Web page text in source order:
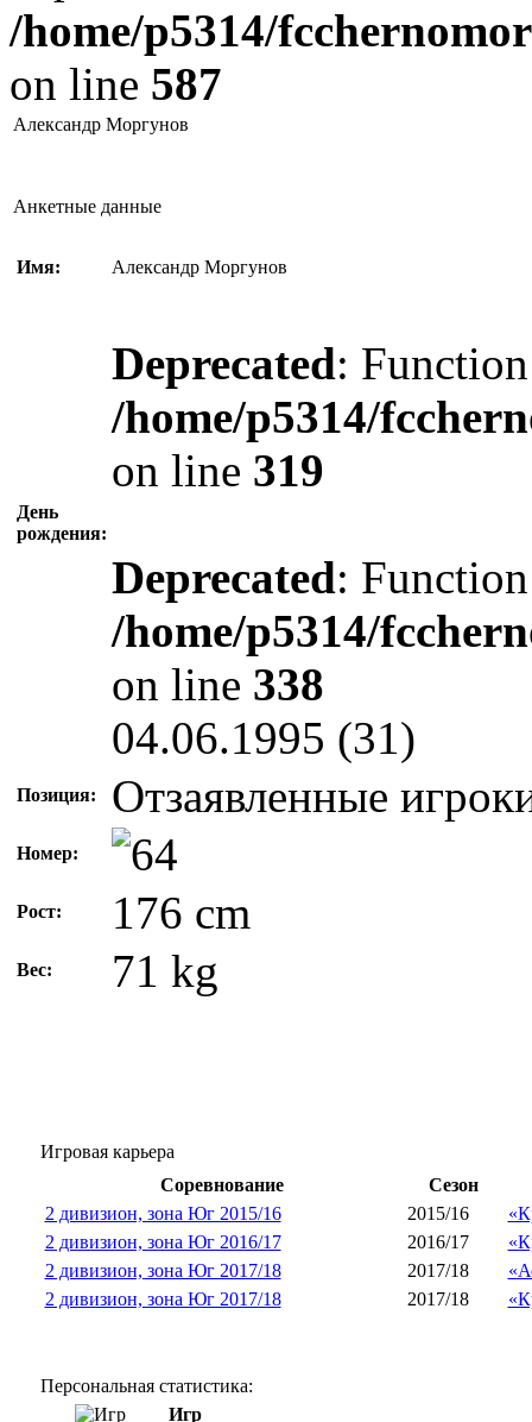
/home/p5314/
on line 587
Александр Моргунов
Анкетные данные
Имя: Александр Моргунов
День
рождения:
Deprecated:
/home/p5314/
on line 319
Deprecated:
/home/p5314/
on line 338
04.06.1995 (31)
Позиция: Отзаявленные
Номер:
Рост: 176 cm
Вес: 71 kg
Игровая карьера
Соревнование
Сезон
2 дивизион, зона Юг 2015/16
2015/16
2 дивизион, зона Юг 2016/17
2016/17
2 дивизион, зона Юг 2017/18
2017/18
2 дивизион, зона Юг 2017/18
2017/18
Персональная статистика:
Игр